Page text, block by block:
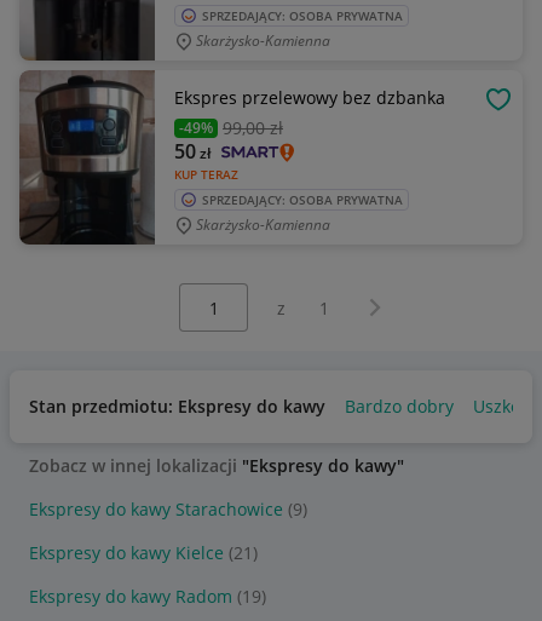
SPRZEDAJĄCY: OSOBA PRYWATNA
Skarżysko-Kamienna
Ekspres przelewowy bez dzbanka
-49% 99,00 zł
KUP TERAZ
50zł
SPRZEDAJĄCY: OSOBA PRYWATNA
Skarżysko-Kamienna
z 1 Następna strona
Stan przedmiotu: Ekspresy do kawy Bardzo dobry
Zobacz w innej lokalizacji "Ekspresy do kawy"
Ekspresy do kawy Starachowice (9)
Ekspresy do kawy Kielce (21)
Ekspresy do kawy Radom (19)